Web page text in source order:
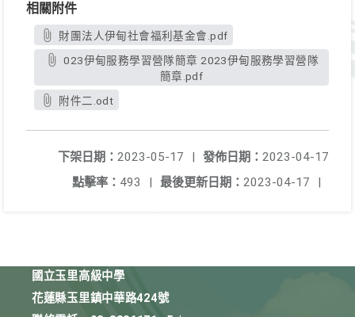
相關附件
財團法人伊甸社會福利基金會.pdf
023伊甸服務學習營隊簡章 2023伊甸服務學習營隊
簡章.pdf
附件二.odt
發佈日期： 2023-04-17
下架日期： 2023-05-17
|
最後更新日期： 2023-04-17 |
點擊率： 493 |
國立玉里高級中學
花蓮縣玉里鎮中華路424號